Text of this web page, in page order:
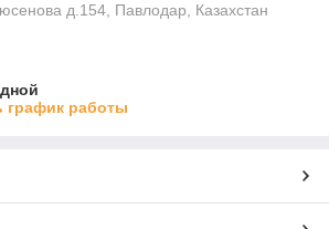
д.154, Павлодар, Казахстан
график работы